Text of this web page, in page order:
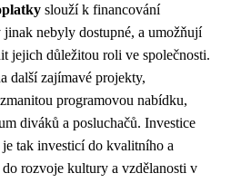
slouží k financování
jinak nebyly dostupné, a umožňují
jejich důležitou roli ve společnosti.
další zajímavé projekty,
programovou nabídku,
diváků a posluchačů. Investice
je tak investicí do kvalitního a
rozvoje kultury a vzdělanosti v